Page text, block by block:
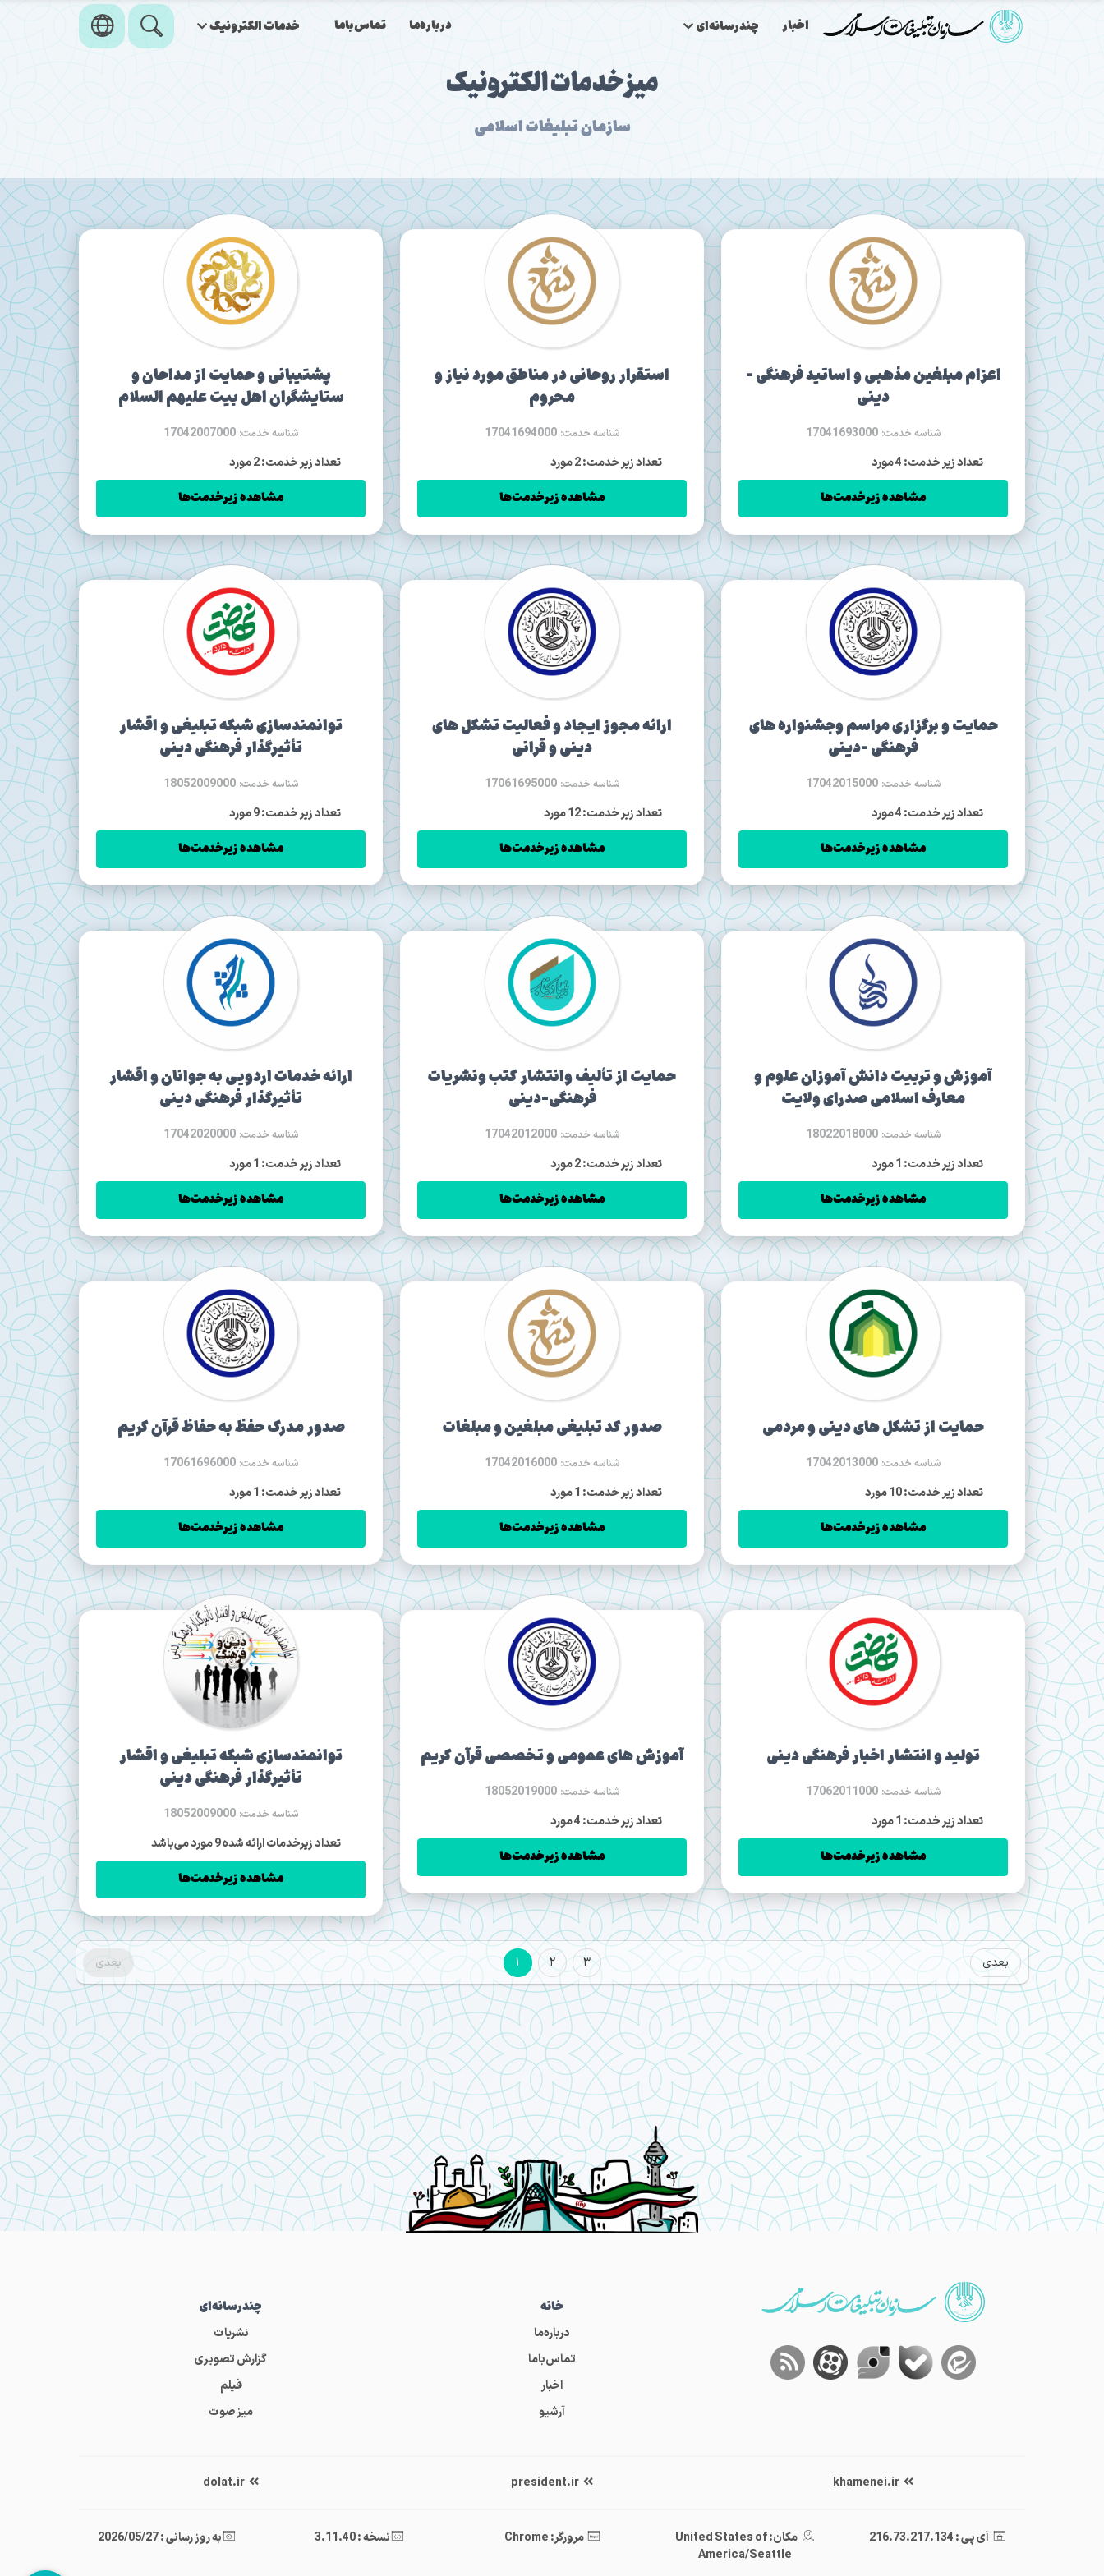
اخبار چندرسانه‌ای درباره‌ما تماس‌باما خدمات الکترونیک
میز خدمات الکترونیک
سازمان تبلیغات اسلامی
اعزام مبلغين مذهبی و اساتيد فرهنگی -
دينی
شناسه خدمت: 17041693000
تعداد زیر خدمت: 4 مورد
مشاهده زیرخدمت‌ها
استقرار روحانی در مناطق مورد نیاز و
محروم
شناسه خدمت: 17041694000
تعداد زیر خدمت: 2 مورد
مشاهده زیرخدمت‌ها
پشتیبانی و حمایت از مداحان و
ستایشگران اهل بیت علیهم السلام
شناسه خدمت: 17042007000
تعداد زیر خدمت: 2 مورد
مشاهده زیرخدمت‌ها
حمایت و برگزاری مراسم وجشنواره های
فرهنگی -دینی
شناسه خدمت: 17042015000
تعداد زیر خدمت: 4 مورد
مشاهده زیرخدمت‌ها
ارائه مجوز ایجاد و فعالیت تشکل های
دینی و قرانی
شناسه خدمت: 17061695000
تعداد زیر خدمت: 12 مورد
مشاهده زیرخدمت‌ها
توانمندسازی شبکه تبلیغی و اقشار
تأثیرگذار فرهنگی دینی
شناسه خدمت: 18052009000
تعداد زیر خدمت: 9 مورد
مشاهده زیرخدمت‌ها
آموزش و تربیت دانش آموزان علوم و
معارف اسلامی صدرای ولایت
شناسه خدمت: 18022018000
تعداد زیر خدمت: 1 مورد
مشاهده زیرخدمت‌ها
حمایت از تألیف وانتشار کتب ونشریات
فرهنگی-دینی
شناسه خدمت: 17042012000
تعداد زیر خدمت: 2 مورد
مشاهده زیرخدمت‌ها
ارائه خدمات اردویی به جوانان و اقشار
تأثیرگذار فرهنگی دینی
شناسه خدمت: 17042020000
تعداد زیر خدمت: 1 مورد
مشاهده زیرخدمت‌ها
حمایت از تشکل های دینی و مردمی
شناسه خدمت: 17042013000
تعداد زیر خدمت: 10 مورد
مشاهده زیرخدمت‌ها
صدور كد تبليغی مبلغین و مبلغات
شناسه خدمت: 17042016000
تعداد زیر خدمت: 1 مورد
مشاهده زیرخدمت‌ها
صدور مدرک حفظ به حفاظ قرآن کریم
شناسه خدمت: 17061696000
تعداد زیر خدمت: 1 مورد
مشاهده زیرخدمت‌ها
تولید و انتشار اخبار فرهنگی دينی
شناسه خدمت: 17062011000
تعداد زیر خدمت: 1 مورد
مشاهده زیرخدمت‌ها
آموزش های عمومی و تخصصی قرآن کریم
شناسه خدمت: 18052019000
تعداد زیر خدمت: 4 مورد
مشاهده زیرخدمت‌ها
توانمندسازی شبکه تبلیغی و اقشار
تأثیرگذار فرهنگی دینی
شناسه خدمت: 18052009000
تعداد زیرخدمات ارائه شده 9 مورد می‌باشد
مشاهده زیرخدمت‌ها
بعدی بعدی 1 2 3
خانه
درباره‌ما
تماس‌باما
اخبار
آرشیو
چندرسانه‌ای
نشریات
گزارش تصویری
فیلم
میز صوت
khamenei.ir
president.ir
dolat.ir
آی پی : 216.73.217.134
مکان: United States of
America/Seattle
مرورگر: Chrome نسخه : 3.11.40 به روز رسانی : 2026/05/27